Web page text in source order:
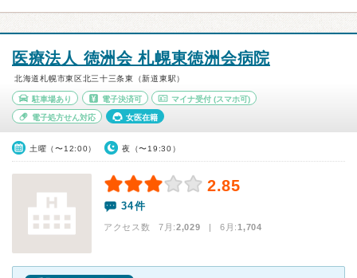
医療法人 徳洲会 札幌東徳洲会病院
北海道札幌市東区北三十三条東（新道東駅）
駐車場あり 電子決済可 マイナ受付 (スマホ可)
電子処方せん対応 女医在籍
土曜（〜12:00） 夜（〜19:30）
2.85
34件
アクセス数 7月:2,029 | 6月:1,704